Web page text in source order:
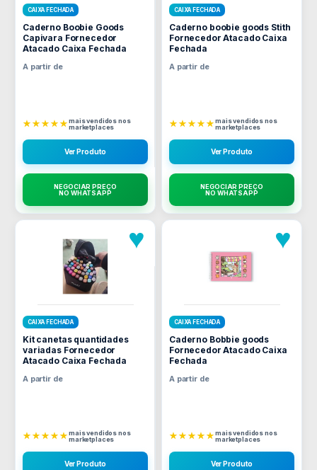
CAIXA FECHADA
Caderno Boobie Goods
Capivara Fornecedor
Atacado Caixa Fechada
A partir de
★★★★★mais vendidos nos
marketplaces
Ver Produto
NEGOCIAR PREÇO
NO WHATSAPP
CAIXA FECHADA
Caderno boobie goods Stith
Fornecedor Atacado Caixa
Fechada
A partir de
★★★★★mais vendidos nos
marketplaces
Ver Produto
NEGOCIAR PREÇO
NO WHATSAPP
♥
CAIXA FECHADA
Kit canetas quantidades
variadas Fornecedor
Atacado Caixa Fechada
A partir de
★★★★★mais vendidos nos
marketplaces
Ver Produto
♥
CAIXA FECHADA
Caderno Bobbie goods
Fornecedor Atacado Caixa
Fechada
A partir de
★★★★★mais vendidos nos
marketplaces
Ver Produto